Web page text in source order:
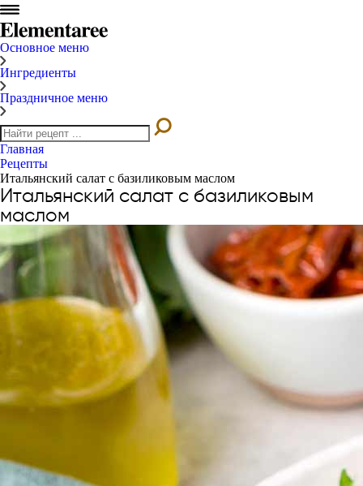
Основное меню
Ингредиенты
Праздничное меню
Главная
Рецепты
Итальянский салат с базиликовым маслом
Итальянский салат с базиликовым
маслом